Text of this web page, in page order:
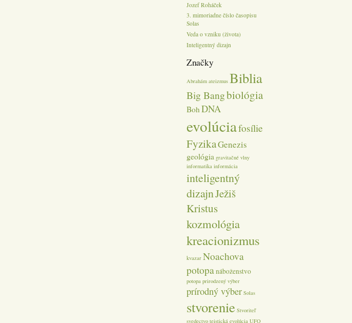
Jozef Roháček
3. mimoriadne číslo časopisu
Solas
Veda o vzniku (života)
Inteligentný dizajn
Značky
Abrahám ateizmus Biblia
Big Bangbiológia
Boh DNA
evolúciafosílie
FyzikaGenezis
geológia gravitačné vlny
informatika informácia
inteligentný
dizajnJežiš
Kristus
kozmológia
kreacionizmus
kvazar Noachova
potopanáboženstvo
potopa prirodzený výber
prírodný výber Solas
stvorenie Stvoriteľ
svedectvo teistická evolúcia UFO